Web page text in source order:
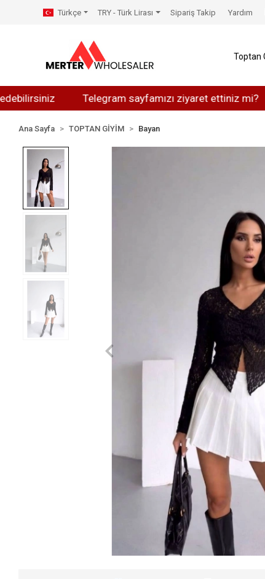
Telegram sayfamızı ziyaret ettiniz mi?
Türkçe TRY - Türk Lirası Sipariş Takip Yardım
Toptan
Ana Sayfa TOPTAN GİYİM Bayan